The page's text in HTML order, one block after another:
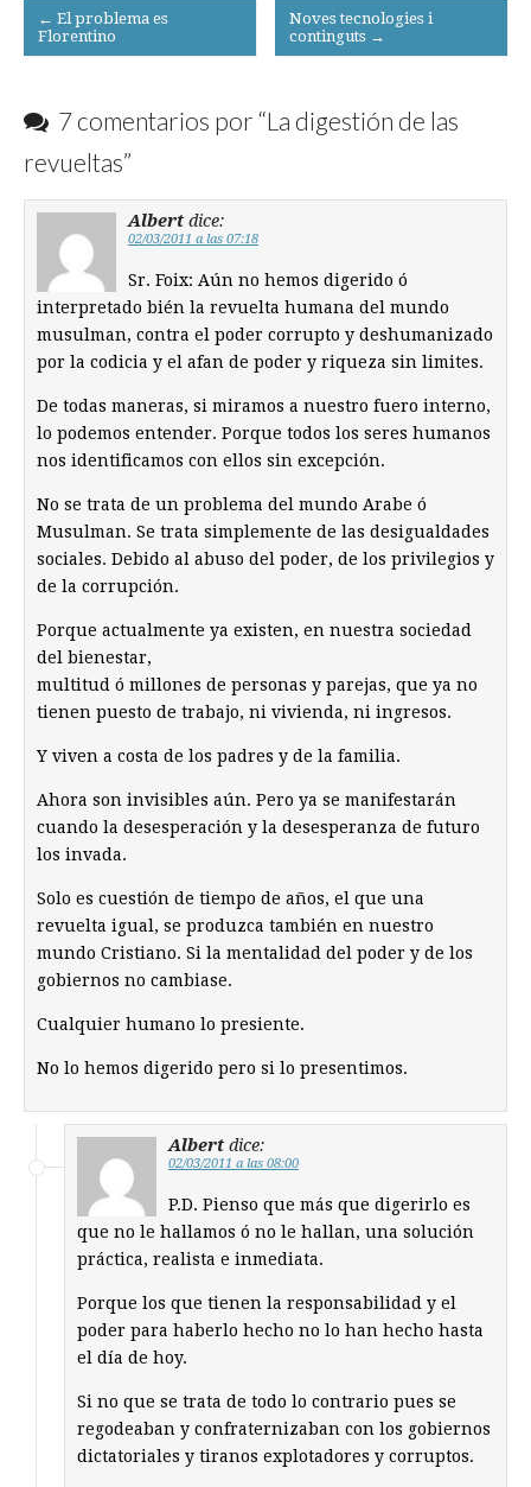
Post
navigation
← El problema es
Florentino
Noves tecnologies i
continguts →
7 comentarios por “La digestión de las
revueltas”
Albert dice:
02/03/2011 a las 07:18
Sr. Foix: Aún no hemos digerido ó
interpretado bién la revuelta humana del mundo
musulman, contra el poder corrupto y deshumanizado
por la codicia y el afan de poder y riqueza sin limites.
De todas maneras, si miramos a nuestro fuero interno,
lo podemos entender. Porque todos los seres humanos
nos identificamos con ellos sin excepción.
No se trata de un problema del mundo Arabe ó
Musulman. Se trata simplemente de las desigualdades
sociales. Debido al abuso del poder, de los privilegios y
de la corrupción.
Porque actualmente ya existen, en nuestra sociedad
del bienestar,
multitud ó millones de personas y parejas, que ya no
tienen puesto de trabajo, ni vivienda, ni ingresos.
Y viven a costa de los padres y de la familia.
Ahora son invisibles aún. Pero ya se manifestarán
cuando la desesperación y la desesperanza de futuro
los invada.
Solo es cuestión de tiempo de años, el que una
revuelta igual, se produzca también en nuestro
mundo Cristiano. Si la mentalidad del poder y de los
gobiernos no cambiase.
Cualquier humano lo presiente.
No lo hemos digerido pero si lo presentimos.
Albert dice:
02/03/2011 a las 08:00
P.D. Pienso que más que digerirlo es
que no le hallamos ó no le hallan, una solución
práctica, realista e inmediata.
Porque los que tienen la responsabilidad y el
poder para haberlo hecho no lo han hecho hasta
el día de hoy.
Si no que se trata de todo lo contrario pues se
regodeaban y confraternizaban con los gobiernos
dictatoriales y tiranos explotadores y corruptos.